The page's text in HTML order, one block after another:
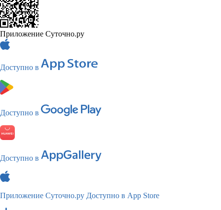
Приложение Суточно.ру
Доступно в
Доступно в
Доступно в
Приложение Суточно.ру Доступно в App Store